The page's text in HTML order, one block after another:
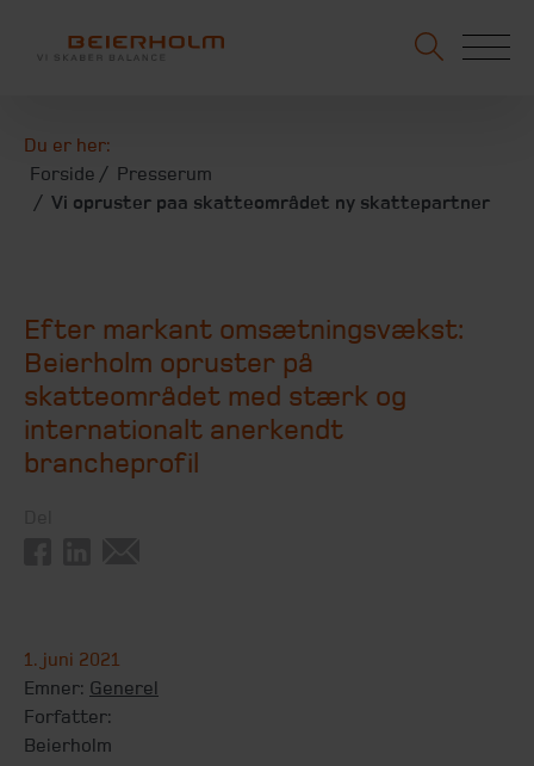
Du er her:
Forside
Presserum
Vi opruster paa skatteområdet ny skattepartner
Efter markant omsætningsvækst:
Beierholm opruster på
skatteområdet med stærk og
internationalt anerkendt
brancheprofil
1. juni 2021
Emner: Generel
Forfatter:
Beierholm